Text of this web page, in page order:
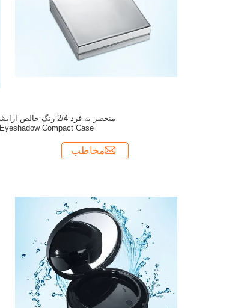
Eyeshadow Compact Case با آینه
مخاطب